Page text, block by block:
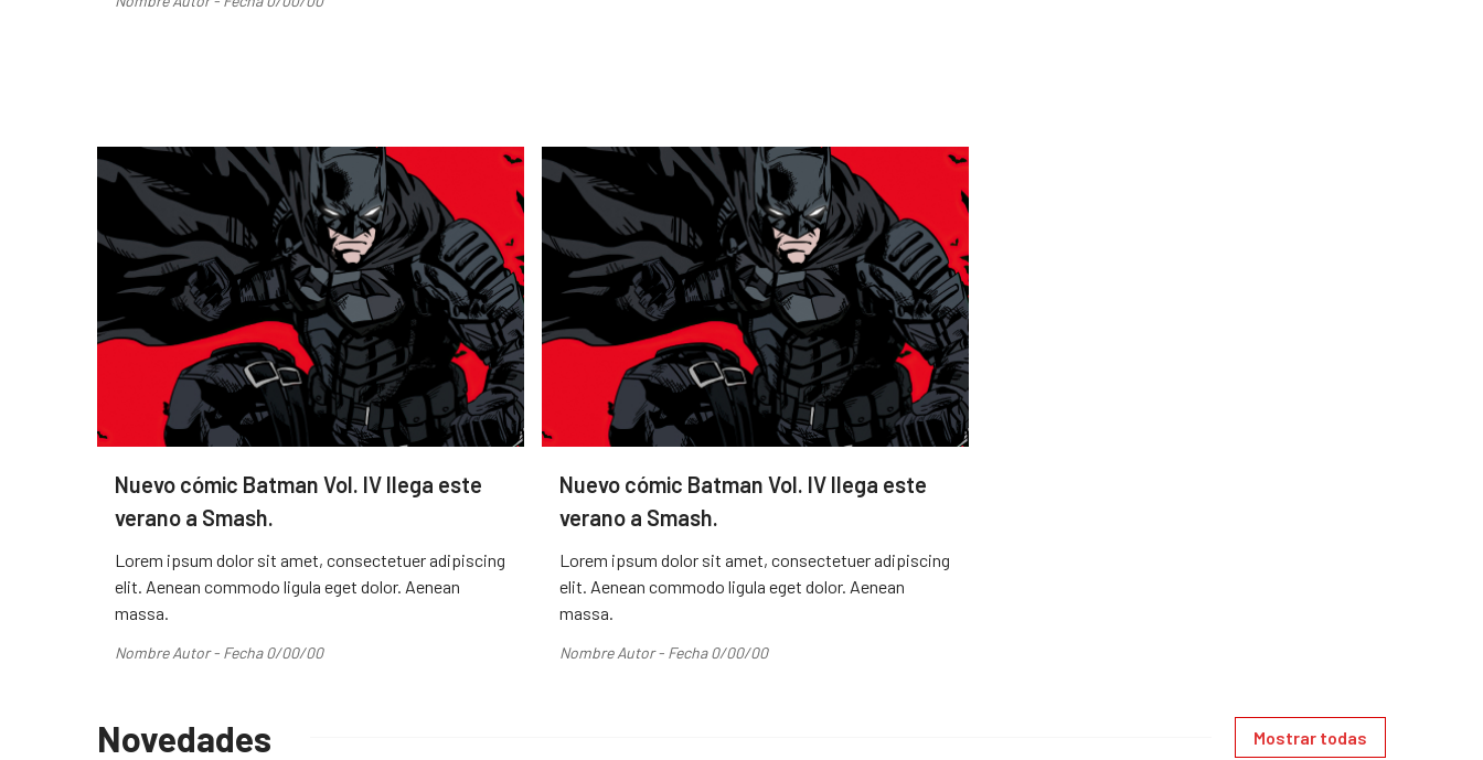
Nuevo cómic Batman Vol. IV llega este
verano a Smash.
Lorem ipsum dolor sit amet, consectetuer adipiscing
elit. Aenean commodo ligula eget dolor. Aenean
massa.
Nombre Autor - Fecha 0/00/00
Nuevo cómic Batman Vol. IV llega este
verano a Smash.
Lorem ipsum dolor sit amet, consectetuer adipiscing
elit. Aenean commodo ligula eget dolor. Aenean
massa.
Nombre Autor - Fecha 0/00/00
Novedades Mostrar todas